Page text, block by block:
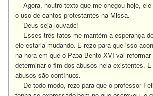
Agora, noutro texto que me chegou hoje,
o uso de cantos protestantes na Missa.
Deus seja louvado!
Esses três fatos me mantém a esperança
ele estaria mudando. E rezo para que isso
na hora em que o Papa Bento XVI vai
determinar o fim dos abusos nela existentes.
abusos são contínuos.
De todo modo, rezo para que o professor